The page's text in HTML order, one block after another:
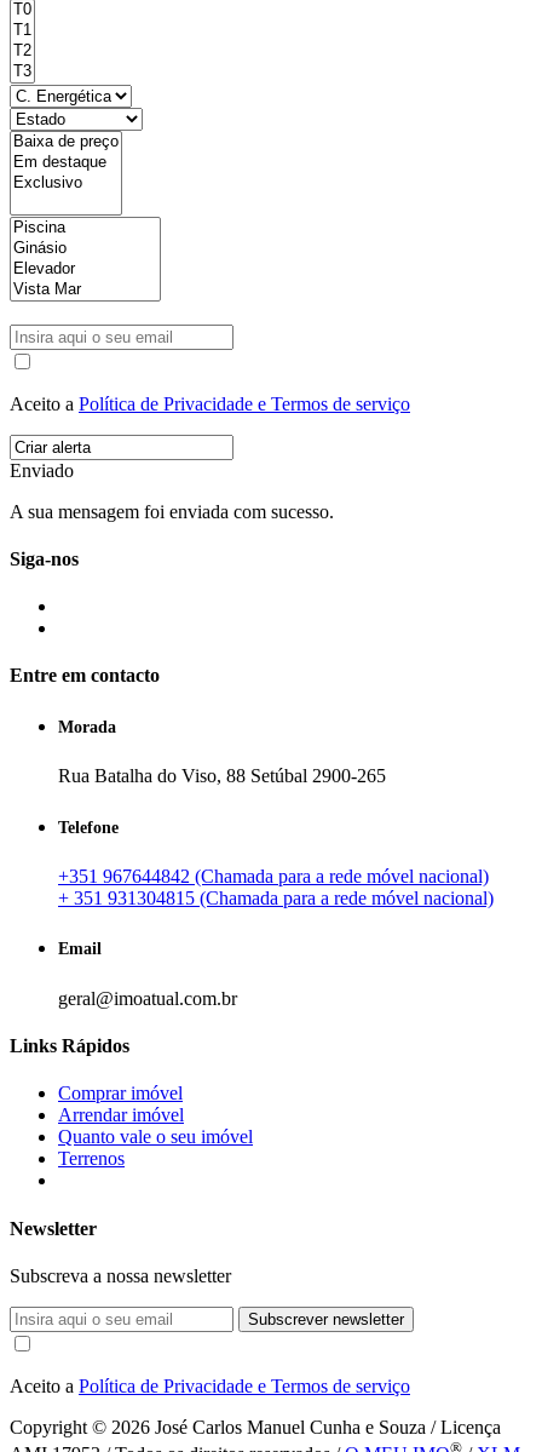
Aceito a Política de Privacidade e Termos de serviço
Enviado
A sua mensagem foi enviada com sucesso.
Siga-nos
Entre em contacto
Morada
Rua Batalha do Viso, 88 Setúbal 2900-265
Telefone
+351 967644842 (Chamada para a rede móvel nacional)
+ 351 931304815 (Chamada para a rede móvel nacional)
Email
geral@imoatual.com.br
Links Rápidos
Comprar imóvel
Arrendar imóvel
Quanto vale o seu imóvel
Terrenos
Newsletter
Subscreva a nossa newsletter
Subscrever newsletter
Aceito a Política de Privacidade e Termos de serviço
Copyright © 2026 José Carlos Manuel Cunha e Souza / Licença
®